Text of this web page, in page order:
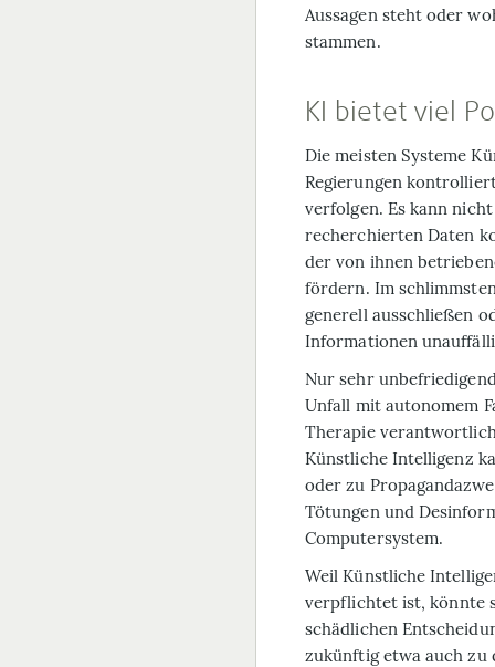
Aussagen steht oder
stammen.
KI bietet viel
Die meisten Systeme
Regierungen
verfolgen. Es kann
recherchierten Daten
der von ihnen
fördern. Im
generell ausschließen
Informationen
Nur sehr
Unfall mit autonomem
Therapie
Künstliche Intelligenz
oder zu
Tötungen und
Computersystem.
Weil Künstliche
verpflichtet ist, könnte
schädlichen
zukünftig etwa auch zu